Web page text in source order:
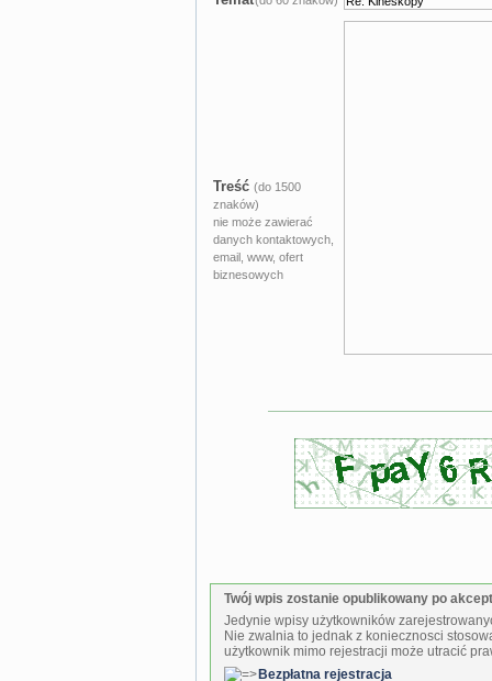
Treść (do 1500
znaków)
nie może zawierać
danych kontaktowych,
email, www, ofert
biznesowych
Twój wpis zostanie opublikowany po
Jedynie wpisy użytkowników
Nie zwalnia to jednak z koniecznosci
użytkownik mimo rejestracji może utracić
Bezpłatna rejestracja